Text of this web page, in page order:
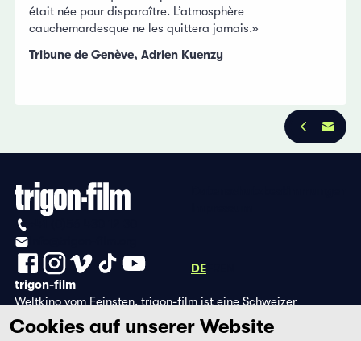
était née pour disparaître. L’atmosphère
cauchemardesque ne les quittera jamais.»
Tribune de Genève, Adrien Kuenzy
DE
trigon-film
Weltkino vom Feinsten. trigon-film ist eine Schweizer
Filmstiftung, die seit 1988 sorgfältig ausgewählte Filme aus
Lateinamerika, Asien, Afrika und dem östlichen Europa im
Cookies auf unserer Website